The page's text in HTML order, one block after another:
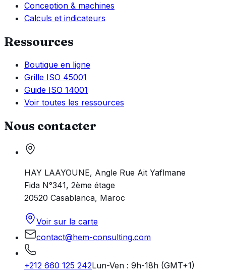
Conception & machines
Calculs et indicateurs
Ressources
Boutique en ligne
Grille ISO 45001
Guide ISO 14001
Voir toutes les ressources
Nous contacter
HAY LAAYOUNE, Angle Rue Ait Yaflmane
Fida N°341, 2ème étage
20520 Casablanca, Maroc
Voir sur la carte
contact@hem-consulting.com
+212 660 125 242Lun-Ven : 9h-18h (GMT+1)